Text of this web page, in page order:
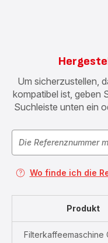
Um sicherzustellen,
kompatibel ist, geben
Suchleiste unten ein
Wo finde ich die
Produkt
Filterkaffeemaschine